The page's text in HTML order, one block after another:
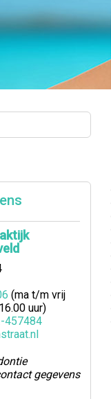
(ma t/m vrij
uur)
457484
gegevens